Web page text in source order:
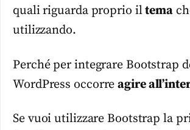
quali riguarda proprio iltema
utilizzando.
Perché per integrare Bootstrap
WordPress occorreagire
Se vuoi utilizzare Bootstrap la